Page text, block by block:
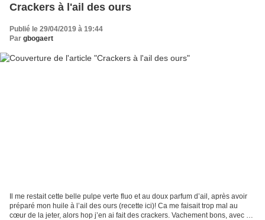
Crackers à l'ail des ours
Publié le 29/04/2019 à 19:44
Par gbogaert
Il me restait cette belle pulpe verte fluo et au doux parfum d’ail, après avoir
préparé mon huile à l’ail des ours (recette ici)! Ca me faisait trop mal au
cœur de la jeter, alors hop j’en ai fait des crackers. Vachement bons, avec ce